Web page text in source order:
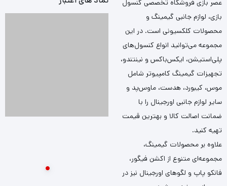
عصر بازی فروشگاه تخصصی کنسول
بازی، لوازم جانبی گیمینگ و
محصولات کلکسیونی است. در این
مجموعه می‌توانید انواع کنسول‌های
پلی‌استیشن، ایکس‌باکس و نینتندو،
تجهیزات گیمینگ کامپیوتر شامل
موس، کیبورد، هدست، ماوس‌پد و
سایر لوازم جانبی اورجینال را با
ضمانت اصالت کالا و بهترین قیمت
تهیه کنید.
علاوه بر محصولات گیمینگ،
مجموعه‌ای متنوع از اکشن فیگور،
فانکو پاپ و لگوهای اورجینال نیز در